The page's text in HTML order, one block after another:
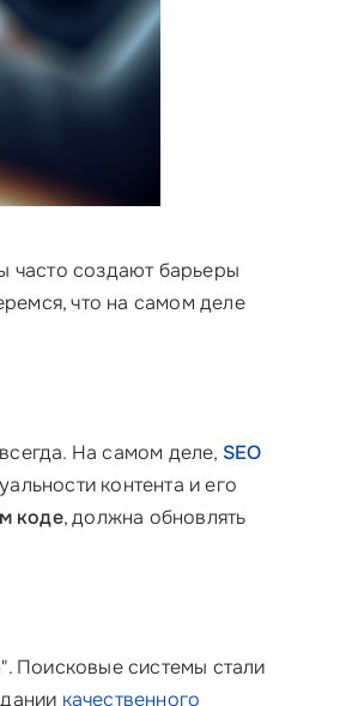
часто создают барьеры
что на самом деле
На самом деле, SEO
контента и его
коде, должна обновлять
Поисковые системы стали
качественного